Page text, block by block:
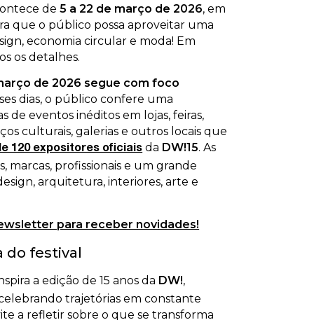
de5 a 22 de março de 2026, em
que o público possa aproveitar uma
economia circular e moda! Em
os detalhes.
de 2026 segue com foco
dias, o público confere uma
de eventos inéditos em lojas, feiras,
culturais, galerias e outros locais que
120 expositores oficiais da DW!15. As
marcas, profissionais e um grande
arquitetura, interiores, arte e
para receber novidades!
do festival
a edição de 15 anos da DW!,
trajetórias em constante
a refletir sobre o que se transforma